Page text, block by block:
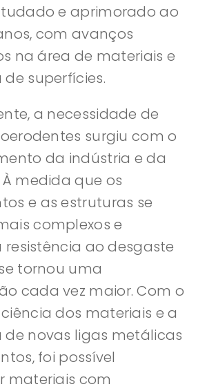
e aprimorado ao
com avanços
na área de materiais e
superfícies.
a necessidade de
surgiu com o
da indústria e da
medida que os
e as estruturas se
complexos e
resistência ao desgaste
tornou uma
cada vez maior. Com o
dos materiais e a
novas ligas metálicas
foi possível
materiais com